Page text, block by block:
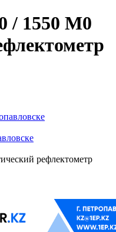
/ 1550 M0
рефлектометр